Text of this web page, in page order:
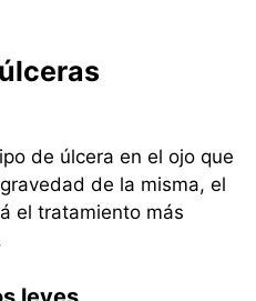
de úlcera en el ojo que
de la misma, el
el tratamiento más